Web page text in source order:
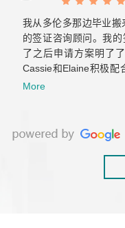
我从多伦多那边毕业
的签证咨询顾问。我
了之后申请方案明了
Cassie和Elaine积极配
肯定会拒签的工签，一
More